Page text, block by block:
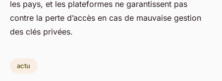
les pays, et les plateformes ne garantissent pas
contre la perte d’accès en cas de mauvaise gestion
des clés privées.
actu